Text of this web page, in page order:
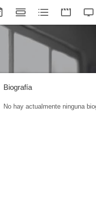
Biografía
No hay actualmente ninguna